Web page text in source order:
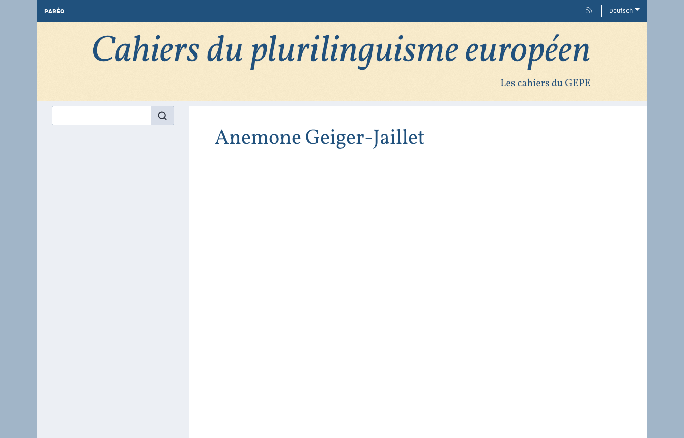
PARÉO Deutsch
AnemoneGeiger-Jaillet